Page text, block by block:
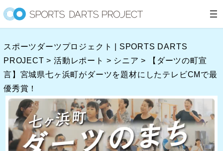
内
容
ス
キ
ッ
プ
スポーツダーツプロジェクト | SPORTS DARTS
PROJECT >活動レポート > シニア >
【ダーツの町宣
言】宮城県七ヶ浜町がダーツを題材にしたテレビCMで最
優秀賞！